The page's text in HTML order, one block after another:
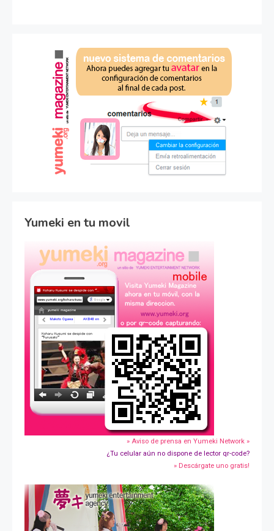
Yumeki en tu movil
» Aviso de prensa en Yumeki Network »
¿Tu celular aún no dispone de lector qr-code?
» Descárgate uno gratis!